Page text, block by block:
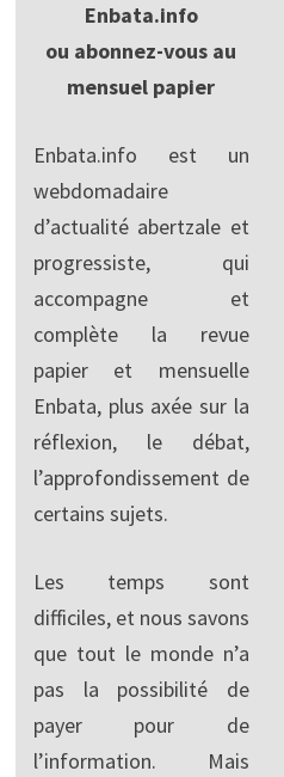
Enbata.info
ou abonnez-vous au
mensuel papier
Enbata.info est un
webdomadaire
d’actualité abertzale et
progressiste, qui
accompagne et
complète la revue
papier et mensuelle
Enbata, plus axée sur la
réflexion, le débat,
l’approfondissement de
certains sujets.
Les temps sont
difficiles, et nous savons
que tout le monde n’a
pas la possibilité de
payer pour de
l’information. Mais